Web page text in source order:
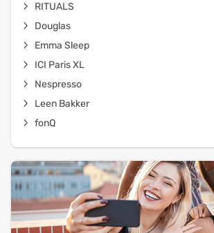
RITUALS
Douglas
Emma Sleep
ICI Paris XL
Nespresso
Leen Bakker
fonQ